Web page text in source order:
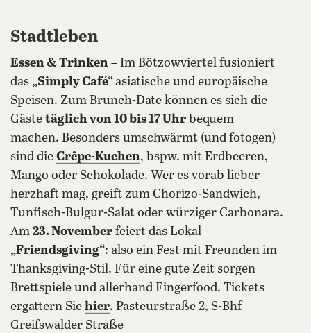
Stadtleben
Essen & Trinken – Im Bötzowviertel fusioniert
das „Simply Café“asiatische und europäische
Speisen. Zum Brunch-Date können es sich die
Gäste täglich von 10 bis 17 Uhr bequem
machen. Besonders umschwärmt (und fotogen)
sind die Crêpe-Kuchen, bspw. mit Erdbeeren,
Mango oder Schokolade. Wer es vorab lieber
herzhaft mag, greift zum Chorizo-Sandwich,
Tunfisch-Bulgur-Salat oder würziger Carbonara.
Am 23. November feiert das Lokal
„Friendsgiving“: also ein Fest mit Freunden im
Thanksgiving-Stil. Für eine gute Zeit sorgen
Brettspiele und allerhand Fingerfood. Tickets
ergattern Sie hier. Pasteurstraße 2, S-Bhf
Greifswalder Straße